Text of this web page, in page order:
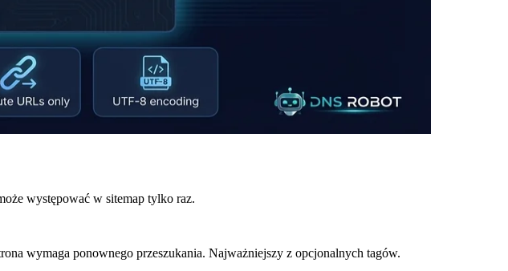
występować w sitemap tylko raz.
wymaga ponownego przeszukania. Najważniejszy z opcjonalnych tagów.